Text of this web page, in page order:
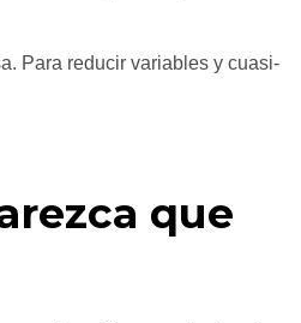
Para reducir variables y cuasi-
que